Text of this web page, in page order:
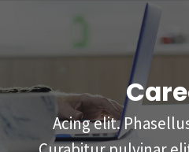
Acing elit.